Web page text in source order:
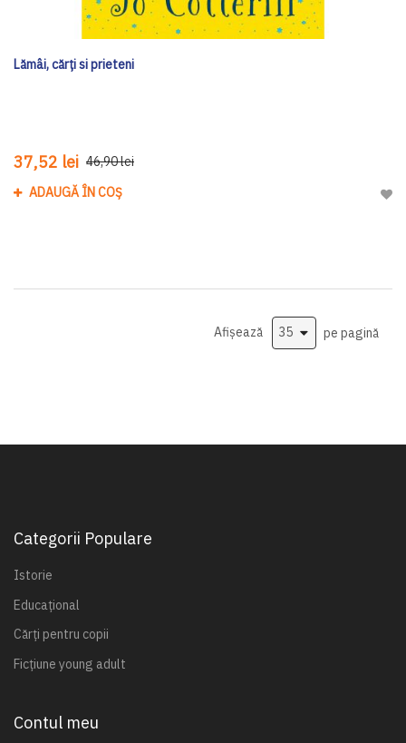
Lămâi, cărți si prieteni
37,52 lei 46,90 lei
ADAUGĂ ÎN COȘ
Afișează pe pagină
Categorii Populare
Istorie
Educațional
Cărți pentru copii
Ficțiune young adult
Contul meu